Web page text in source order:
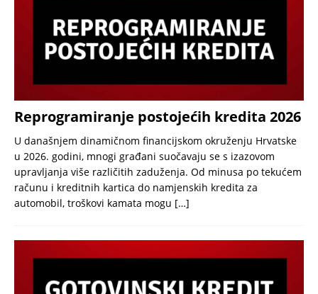
Reprogramiranje postojećih kredita 2026
U današnjem dinamičnom financijskom okruženju Hrvatske
u 2026. godini, mnogi građani suočavaju se s izazovom
upravljanja više različitih zaduženja. Od minusa po tekućem
računu i kreditnih kartica do namjenskih kredita za
automobil, troškovi kamata mogu […]